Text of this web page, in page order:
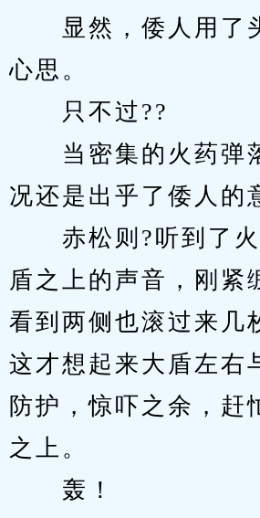
显然，倭人用了
心思。
只不过??
当密集的火药弹
况还是出乎了倭人的
赤松则?听到了火
盾之上的声音，刚紧
看到两侧也滚过来几
这才想起来大盾左右
防护，惊吓之余，赶
之上。
轰！